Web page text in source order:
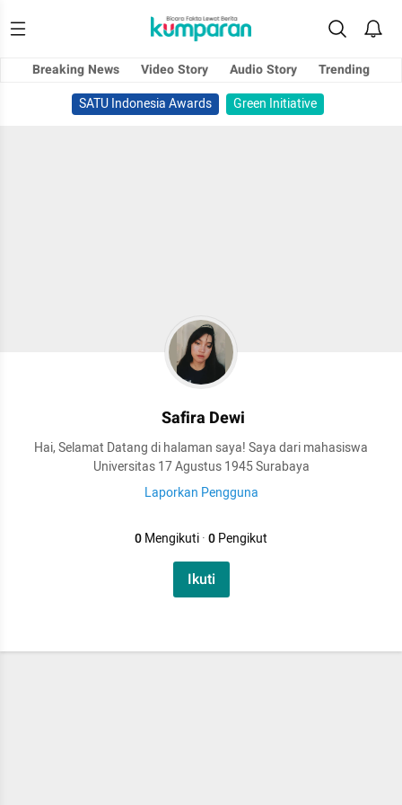
Breaking News Video Story Audio Story
Trending
SATU Indonesia Awards
Green Initiative
Safira Dewi
Hai, Selamat Datang di halaman saya! Saya dari mahasiswa
Universitas 17 Agustus 1945 Surabaya
Laporkan Pengguna
0Mengikuti·0Pengikut
Ikuti